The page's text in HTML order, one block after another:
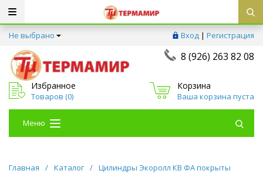
Не выбрано Вход | Регистрация
8 (926) 263 82 08
Избранное
Товаров (0)
Корзина
Ваша корзина пуста
Меню
Главная / Каталог / Цилиндры Экоролл КВ ФА покрыты